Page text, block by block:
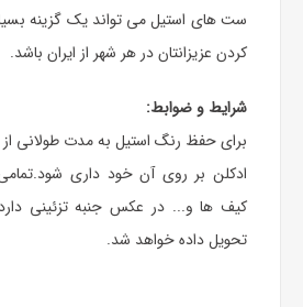
ست های استیل می تواند یک گزینه
کردن عزیزانتان در هر شهر از ایران باشد.
شرایط و ضوابط:
برای حفظ رنگ استیل به مدت طولانی
ادکلن بر روی آن خود داری
کیف ها و... در عکس جنبه تزئینی
تحویل داده خواهد شد.